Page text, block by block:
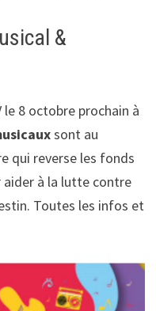
&
le 8 octobre prochain à
sont au
qui reverse les fonds
aider à la lutte contre
Toutes les infos et